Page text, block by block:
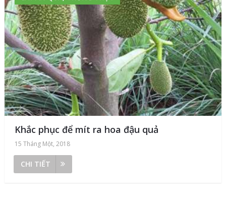
Khắc phục để mít ra hoa đậu quả
15 Tháng Một, 2018
CHI TIẾT